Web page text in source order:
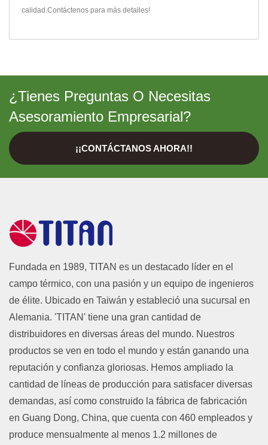
calidad. Contáctenos para más detalles!
¿Tienes Preguntas O Necesitas
Asesoramiento Empresarial?
¡¡CONTÁCTANOS AHORA!!
Fundada en 1989, TITAN es un destacado líder en el
campo térmico, con una pasión y un equipo de ingenieros
de élite. Ubicado en Taiwán y estableció una sucursal en
Alemania. 'TITAN' tiene una gran cantidad de
distribuidores en diversas áreas del mundo. Nuestros
productos se ven en todo el mundo y están ganando una
reputación y confianza gloriosas. Hemos ampliado la
cantidad de líneas de producción para satisfacer diversas
demandas, así como construido la fábrica de fabricación
en Guang Dong, China, que cuenta con 460 empleados y
produce mensualmente al menos 1.2 millones de